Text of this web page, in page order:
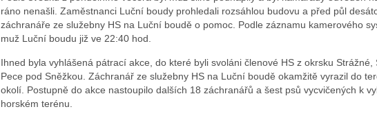
ráno nenašli. Zaměstnanci Luční boudy prohledali rozsáhlou budovu a před půl
záchranáře ze služebny HS na Luční boudě o pomoc. Podle záznamu kamerového
muž Luční boudu již ve 22:40 hod.
Ihned byla vyhlášená pátrací akce, do které byli svoláni členové HS z okrsku Strážné,
Pece pod Sněžkou. Záchranář ze služebny HS na Luční boudě okamžitě vyrazil do
okolí. Postupně do akce nastoupilo dalších 18 záchranářů a šest psů vycvičených k
horském terénu.